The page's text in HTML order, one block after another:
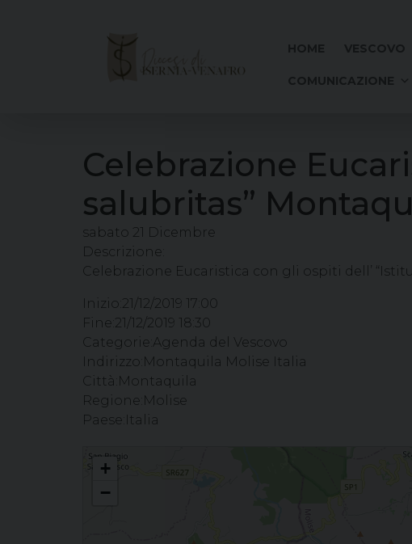
Celebrazione
salubritas”
sabato 21 Dicembre
Descrizione:
Celebrazione Eucaristica con gli ospiti dell’
Inizio: 21/12/2019 17:00
Fine: 21/12/2019 18:30
Categorie: Agenda del Vescovo
Indirizzo: Montaquila Molise Italia
Città: Montaquila
Regione: Molise
Paese: Italia
Celebrazione Eucaristica con gli ospiti dell' "Istituto salubritas"
+
−